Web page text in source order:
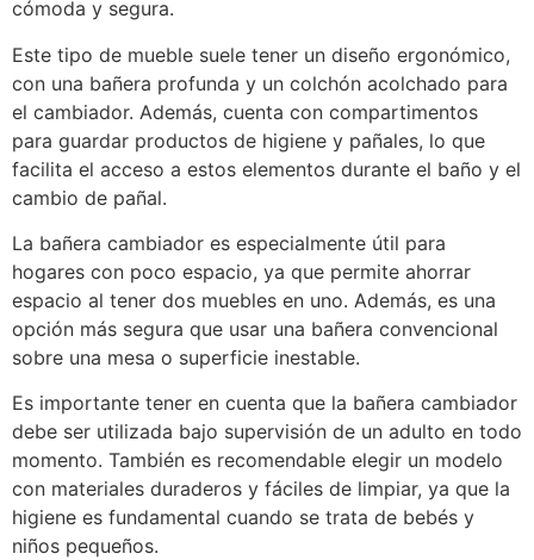
cómoda y segura.
Este tipo de mueble suele tener un diseño ergonómico,
con una bañera profunda y un colchón acolchado para
el cambiador. Además, cuenta con compartimentos
para guardar productos de higiene y pañales, lo que
facilita el acceso a estos elementos durante el baño y el
cambio de pañal.
La bañera cambiador es especialmente útil para
hogares con poco espacio, ya que permite ahorrar
espacio al tener dos muebles en uno. Además, es una
opción más segura que usar una bañera convencional
sobre una mesa o superficie inestable.
Es importante tener en cuenta que la bañera cambiador
debe ser utilizada bajo supervisión de un adulto en todo
momento. También es recomendable elegir un modelo
con materiales duraderos y fáciles de limpiar, ya que la
higiene es fundamental cuando se trata de bebés y
niños pequeños.